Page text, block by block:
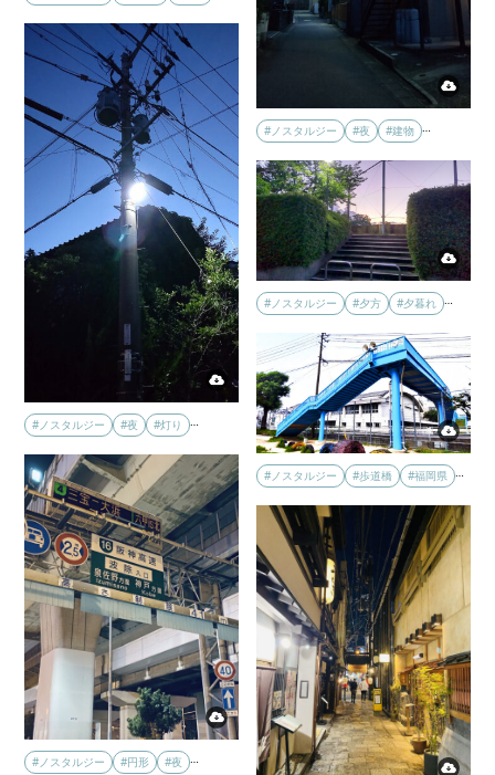
#ノスタルジー #夜 #建物
#ノスタルジー #夜 #灯り …
#ノスタルジー #夕方 #夕暮れ
#ノスタルジー #歩道橋 #福岡県 …
#ノスタルジー #円形 #夜 …